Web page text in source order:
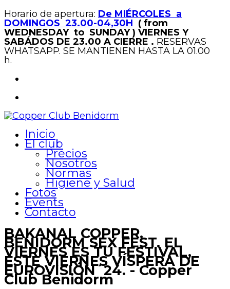
Horario de apertura: De MIÉRCOLES a
DOMINGOS 23.00-04,30H ( from
WEDNESDAY to SUNDAY ) VIERNES Y
SABÁDOS DE 23.00 A CIERRE . RESERVAS
WHATSAPP. SE MANTIENEN HASTA LA 01.00
h.
Inicio
El club
Precios
Nosotros
Normas
Higiene y Salud
Fotos
Events
Contacto
BAKANAL COPPER.
BENIDORM SEX FEST. EL
VIERNES ES TU FESTIVAL,
ESTE VIERNES VÍSPERA DE
EUROVISIÓN´24. - Copper
Club Benidorm